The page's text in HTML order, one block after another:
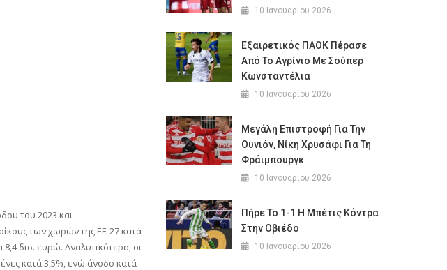
του 2023 και
των χωρών της ΕΕ-27 κατά
δισ. ευρώ. Αναλυτικότερα, οι
κατά 3,5%, ενώ άνοδο κατά
10 Ιανουαρίου 2026
Εξαιρετικός ΠΑΟΚ Πέρασε
Από Το Αγρίνιο Με Σούπερ
Κωνσταντέλια
10 Ιανουαρίου 2026
Μεγάλη Επιστροφή Για Την
Ουνιόν, Νίκη Χρυσάφι Για Τη
Φράιμπουργκ
10 Ιανουαρίου 2026
Πήρε Το 1-1 Η Μπέτις Κόντρα
Στην Οβιέδο
10 Ιανουαρίου 2026